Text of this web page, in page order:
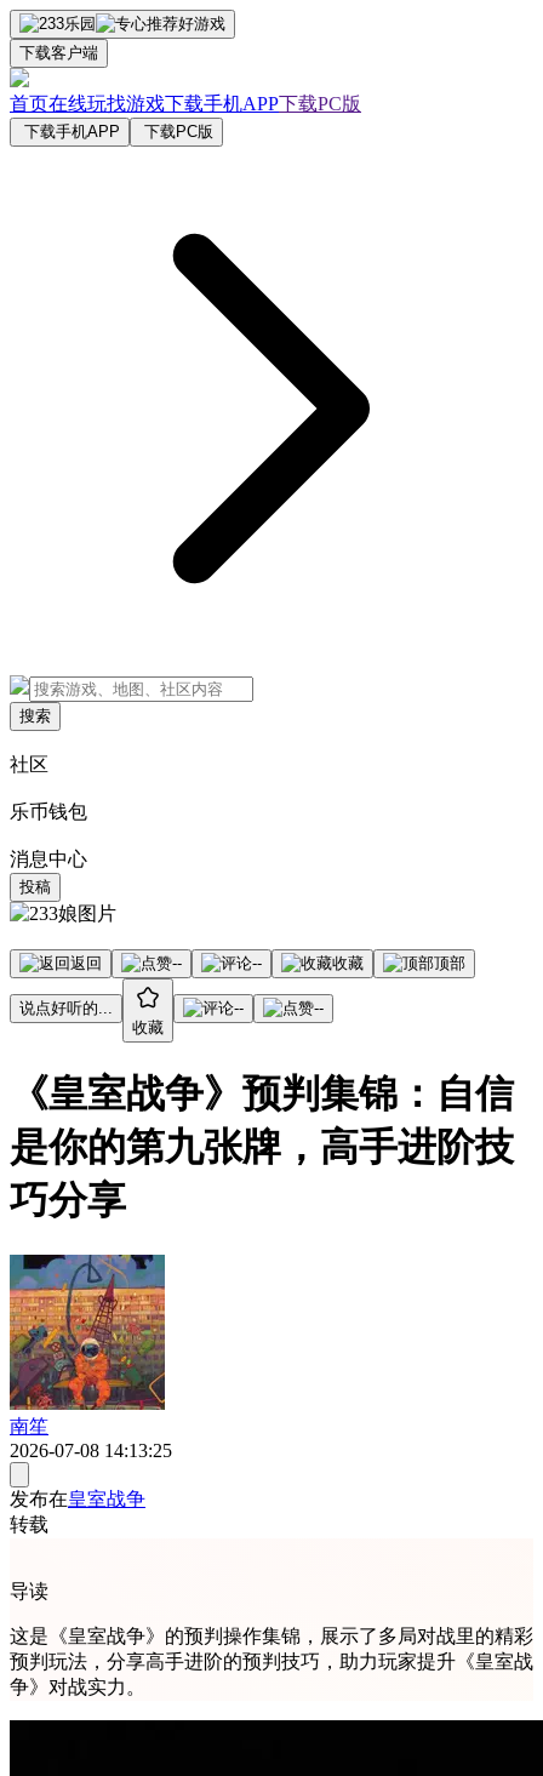
下载客户端
首页在线玩找游戏下载手机APP下载PC版
下载手机APP 下载PC版
搜索
社区
乐币钱包
消息中心
投稿
返回 -- -- 收藏 顶部
说点好听的...
收藏
-- --
《皇室战争》预判集锦：自信
是你的第九张牌，高手进阶技
巧分享
南笙
2026-07-08 14:13:25
发布在皇室战争
转载
导读
这是《皇室战争》的预判操作集锦，展示了多局对战里的精彩
预判玩法，分享高手进阶的预判技巧，助力玩家提升《皇室战
争》对战实力。